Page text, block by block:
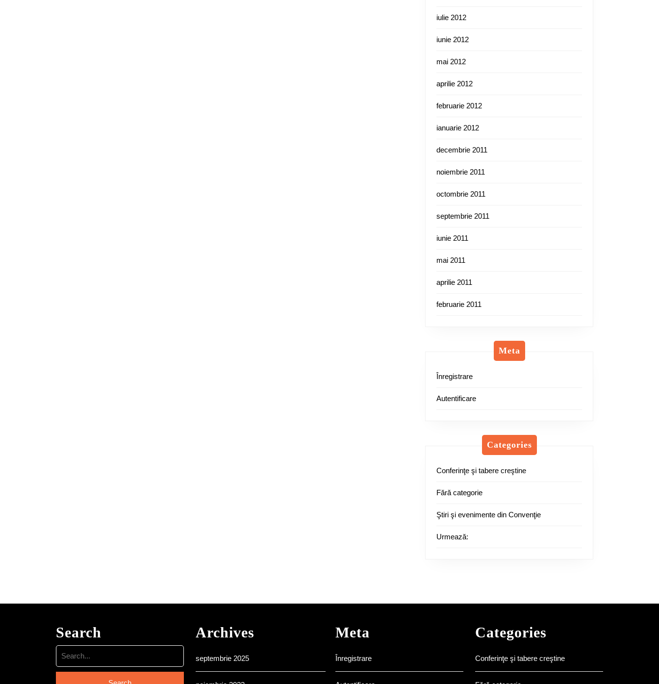
iulie 2012
iunie 2012
mai 2012
aprilie 2012
februarie 2012
ianuarie 2012
decembrie 2011
noiembrie 2011
octombrie 2011
septembrie 2011
iunie 2011
mai 2011
aprilie 2011
februarie 2011
Meta
Înregistrare
Autentificare
Categories
Conferinţe şi tabere creştine
Fără categorie
Ştiri şi evenimente din Convenţie
Urmează:
Search
Search
for:
Archives
septembrie 2025
Meta
Înregistrare
Categories
Conferinţe şi tabere creştine